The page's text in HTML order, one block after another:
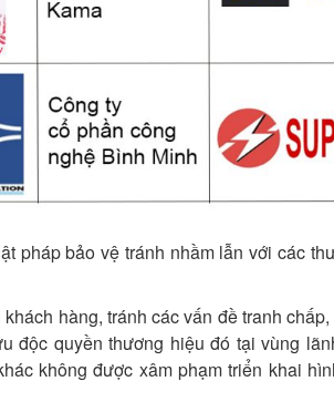
pháp bảo vệ tránh nhầm lẫn với các
hàng, tránh các vấn đề tranh
độc quyền thương hiệu đó tại vùng
không được xâm phạm triển khai